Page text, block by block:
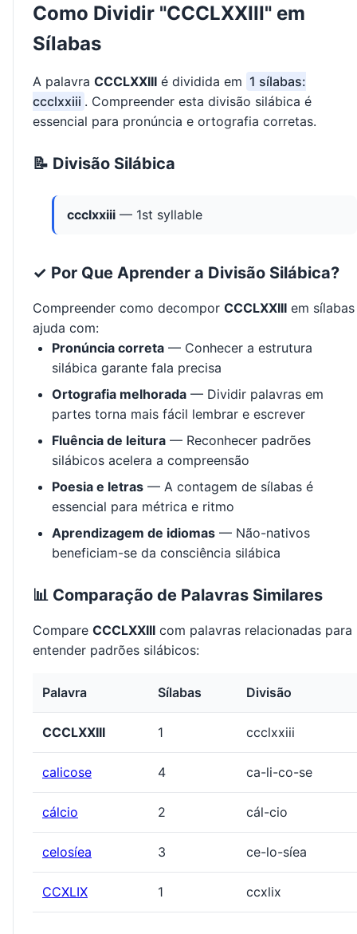
Como Dividir "CCCLXXIII" em
Sílabas
A palavra CCCLXXIII é dividida em 1 sílabas:
ccclxxiii . Compreender esta divisão silábica é
essencial para pronúncia e ortografia corretas.
📝 Divisão Silábica
ccclxxiii — 1st syllable
✓ Por Que Aprender a Divisão Silábica?
Compreender como decompor CCCLXXIII em sílabas
ajuda com:
Pronúncia correta — Conhecer a estrutura
silábica garante fala precisa
Ortografia melhorada — Dividir palavras em
partes torna mais fácil lembrar e escrever
Fluência de leitura — Reconhecer padrões
silábicos acelera a compreensão
Poesia e letras — A contagem de sílabas é
essencial para métrica e ritmo
Aprendizagem de idiomas — Não-nativos
beneficiam-se da consciência silábica
📊 Comparação de Palavras Similares
Compare CCCLXXIII com palavras relacionadas para
entender padrões silábicos:
Palavra Sílabas Divisão
CCCLXXIII 1 ccclxxiii
calicose 4 ca-li-co-se
cálcio 2 cál-cio
celosíea 3 ce-lo-síea
CCXLIX 1 ccxlix